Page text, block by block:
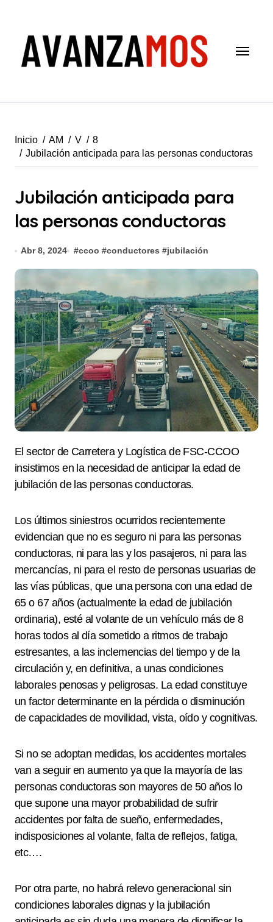
Inicio AM V
8
Jubilación anticipada para las personas conductoras
Jubilación anticipada para
las personas conductoras
Abr 8, 2024 #ccoo #conductores #jubilación
El sector de Carretera y Logística de FSC-CCOO
insistimos en la necesidad de anticipar la edad de
jubilación de las personas conductoras.
Los últimos siniestros ocurridos recientemente
evidencian que no es seguro ni para las personas
conductoras, ni para las y los pasajeros, ni para las
mercancías, ni para el resto de personas usuarias de
las vías públicas, que una persona con una edad de
65 o 67 años (actualmente la edad de jubilación
ordinaria), esté al volante de un vehículo más de 8
horas todos al día sometido a ritmos de trabajo
estresantes, a las inclemencias del tiempo y de la
circulación y, en definitiva, a unas condiciones
laborales penosas y peligrosas. La edad constituye
un factor determinante en la pérdida o disminución
de capacidades de movilidad, vista, oído y cognitivas.
Si no se adoptan medidas, los accidentes mortales
van a seguir en aumento ya que la mayoría de las
personas conductoras son mayores de 50 años lo
que supone una mayor probabilidad de sufrir
accidentes por falta de sueño, enfermedades,
indisposiciones al volante, falta de reflejos, fatiga,
etc….
Por otra parte, no habrá relevo generacional sin
condiciones laborales dignas y la jubilación